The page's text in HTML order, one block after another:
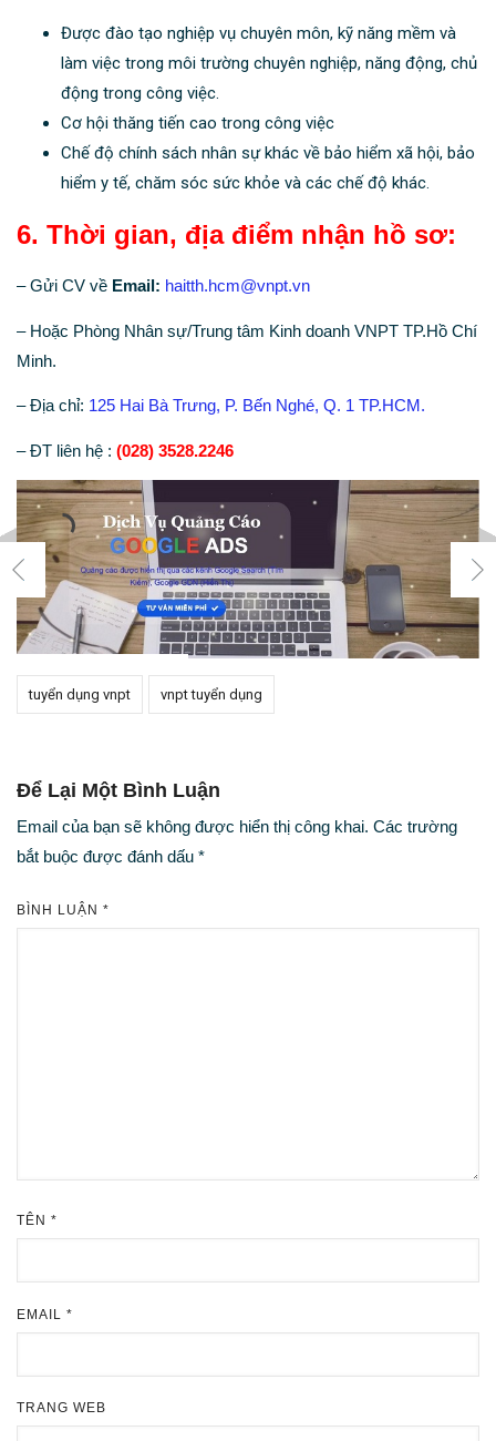
Được đào tạo nghiệp vụ chuyên môn, kỹ năng mềm và
làm việc trong môi trường chuyên nghiệp, năng động, chủ
động trong công việc.
Cơ hội thăng tiến cao trong công việc
Chế độ chính sách nhân sự khác về bảo hiểm xã hội, bảo
hiểm y tế, chăm sóc sức khỏe và các chế độ khác.
6. Thời gian, địa điểm nhận hồ sơ:
– Gửi CV về Email: haitth.hcm@vnpt.vn
– Hoặc Phòng Nhân sự/Trung tâm Kinh doanh VNPT TP.Hồ Chí
Minh.
– Địa chỉ: 125 Hai Bà Trưng, P. Bến Nghé, Q. 1 TP.HCM.
– ĐT liên hệ : (028) 3528.2246
tuyển dụng vnpt vnpt tuyển dụng
Để Lại Một Bình Luận
Email của bạn sẽ không được hiển thị công khai. Các trường
bắt buộc được đánh dấu *
BÌNH LUẬN *
TÊN *
EMAIL *
TRANG WEB